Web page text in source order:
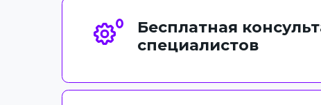
Бесплатная
специалистов